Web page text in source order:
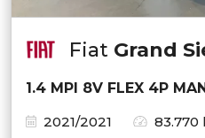
Fiat Grand
1.4 MPI 8V FLEX 4P
2021/2021
83.770